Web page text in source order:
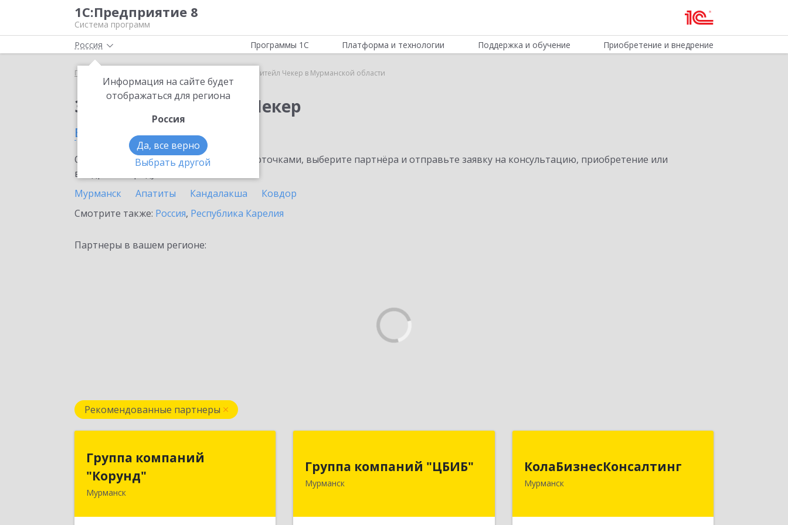
1С:Предприятие 8
Система программ
Россия
Информация на сайте будет
отображаться для региона
Россия
Да, все верно
Выбрать другой
Программы 1С Платформа и технологии Поддержка и обучение Приобретение и внедрение
Главная 1C-Ритейл Чекер в Мурманской области
Заказать 1C-Ритейл Чекер
в Мурманской области
Ознакомьтесь с информационными карточками, выберите партнёра и отправьте заявку на консультацию, приобретение или
внедрение продукта.
Мурманск
Апатиты Кандалакша
Ковдор
Смотрите также: Россия, Республика Карелия
Партнеры в вашем регионе:
Рекомендованные партнеры
Группа компаний
"Корунд"
Мурманск
Группа компаний
183025, Мурманская обл, Мурманск г,
Группа компаний "ЦБИБ"
Мурманск
183010, Мурманская обл, Мурманск г,
Подробнее
КолаБизнесКонсалтинг
Мурманск
Подробнее